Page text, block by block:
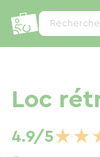
Loc
4.9/5★★
Panneau de